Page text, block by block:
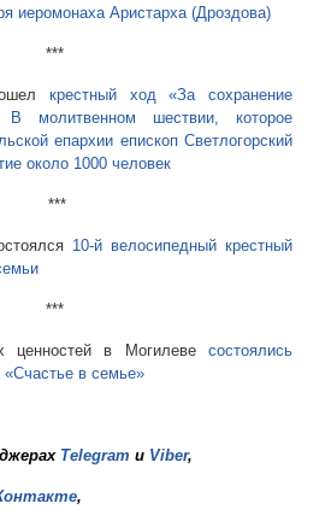
иеромонаха Аристарха (Дроздова)
***
крестный ход «За сохранение
В молитвенном шествии, которое
епархии епископ Светлогорский
около 1000 человек
***
10-й велосипедный крестный
***
ценностей в Могилевесостоялись
«Счастье в семье»
Telegram и Viber,
,